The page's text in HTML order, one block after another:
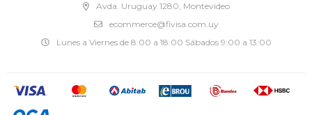
Avda. Uruguay 1280, Montevideo
ecommerce@fivisa.com.uy
Lunes a Viernes de 8:00 a 18:00 Sábados 9:00 a 13:00